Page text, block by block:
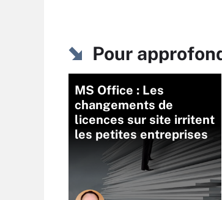
Pour
MS Office : Les
changements de
licences sur site irritent
les petites entreprises